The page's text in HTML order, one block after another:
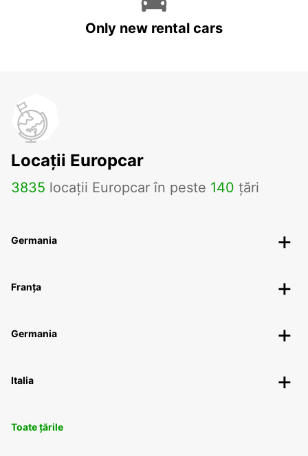
Only new rental cars
Locații Europcar
3835 locații Europcar în peste 140 țări
Germania
Franța
Germania
Italia
Toate țările